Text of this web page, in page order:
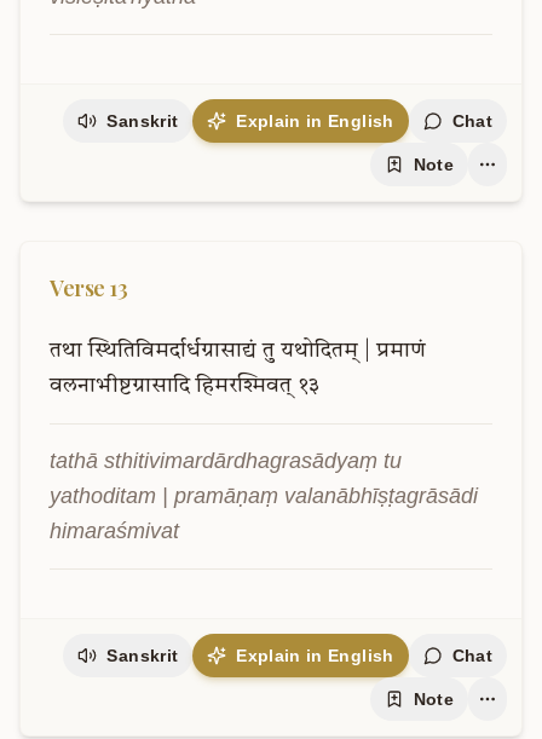
Sanskrit Explain in English Chat
Note
Verse 13
तथा स्थितिविमर्दार्धग्रासाद्यं तु यथोदितम्
प्रमाणं
वलनाभीष्टग्रासादि हिमरश्मिवत् १३
tathā sthitivimardārdhagrasādyaṃ tu
yathoditam | pramāṇaṃ valanābhīṣṭagrāsādi
himaraśmivat
Sanskrit Explain in English Chat
Note